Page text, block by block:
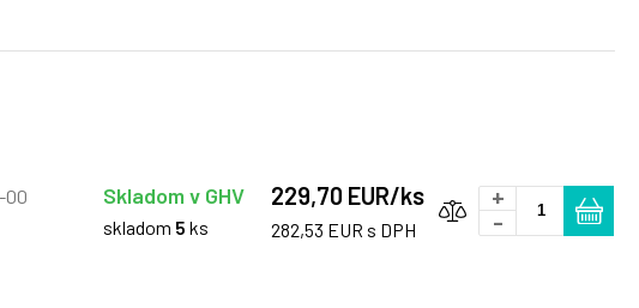
00
Skladom v GHV
skladom 5 ks
229,70 EUR/ks
282,53 EUR s DPH
+
-